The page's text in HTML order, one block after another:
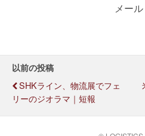
メー
以前の投稿
SHKライン、物流展でフェ
リーのジオラマ｜短報